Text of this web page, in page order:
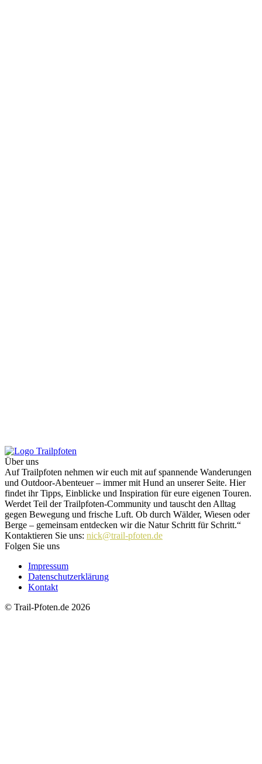
Über uns
Auf Trailpfoten nehmen wir euch mit auf spannende Wanderungen
und Outdoor-Abenteuer – immer mit Hund an unserer Seite. Hier
findet ihr Tipps, Einblicke und Inspiration für eure eigenen Touren.
Werdet Teil der Trailpfoten-Community und tauscht den Alltag
gegen Bewegung und frische Luft. Ob durch Wälder, Wiesen oder
Berge – gemeinsam entdecken wir die Natur Schritt für Schritt.“
Kontaktieren Sie uns: nick@trail-pfoten.de
Folgen Sie uns
Impressum
Datenschutzerklärung
Kontakt
© Trail-Pfoten.de 2026